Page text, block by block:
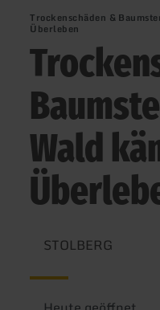
Trockenschäden &
Überleben
Wald
STOLBERG